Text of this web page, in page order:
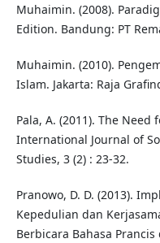
Muhaimin. (2008).
Edition. Bandung: PT
Muhaimin. (2010).
Islam. Jakarta: Raja
Pala, A. (2011). The
International Journal of
Studies, 3 (2) : 23-32.
Pranowo, D. D. (2013).
Kepedulian dan
Berbicara Bahasa